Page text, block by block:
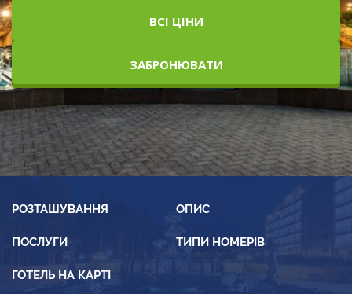
РОЗТАШУВАННЯ ОПИС
ПОСЛУГИ ТИПИ НОМЕРІВ
ГОТЕЛЬ НА КАРТІ
ВСІ ЦІНИ
ЗАБРОНЮВАТИ